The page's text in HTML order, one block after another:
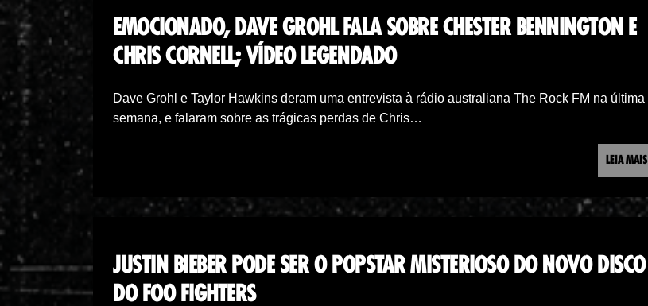
EMOCIONADO, DAVE GROHL FALA SOBRE CHESTER BENNINGTON E
CHRIS CORNELL; VÍDEO LEGENDADO
Dave Grohl e Taylor Hawkins deram uma entrevista à rádio australiana The Rock FM na última
semana, e falaram sobre as trágicas perdas de Chris…
LEIA MAIS
JUSTIN BIEBER PODE SER O POPSTAR MISTERIOSO DO NOVO DISCO
DO FOO FIGHTERS